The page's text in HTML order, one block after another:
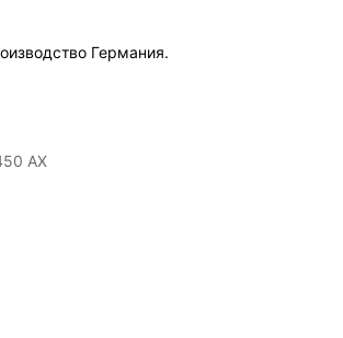
Германия.
AX